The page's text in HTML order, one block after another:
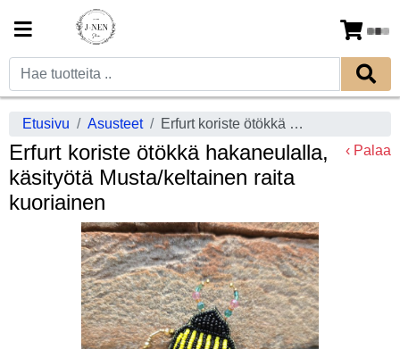
Etusivu Asusteet Erfurt koriste ötökkä hakaneulalla, käsityötä Musta/keltainen raita kuoriainen
Erfurt koriste ötökkä hakaneulalla,
käsityötä Musta/keltainen raita
kuoriainen
‹ Palaa